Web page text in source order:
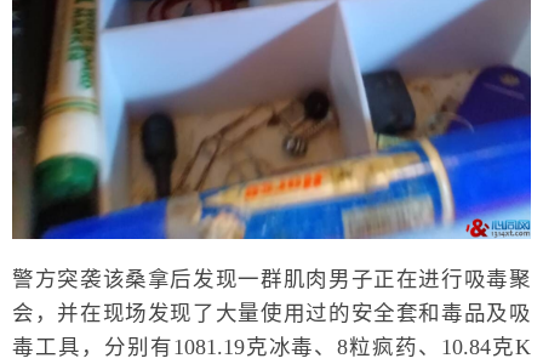
警方突袭该桑拿后发现一群肌肉男子正在进行吸毒聚
会，并在现场发现了大量使用过的安全套和毒品及吸
毒工具，分别有1081.19克冰毒、8粒疯药、10.84克K